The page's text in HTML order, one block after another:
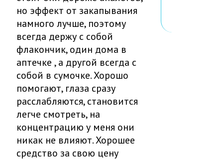
но эффект от закапывания
намного лучше, поэтому
всегда держу с собой
флакончик, один дома в
аптечке , а другой всегда с
собой в сумочке. Хорошо
помогают, глаза сразу
расслабляются, становится
легче смотреть, на
концентрацию у меня они
никак не влияют. Хорошее
средство за свою цену